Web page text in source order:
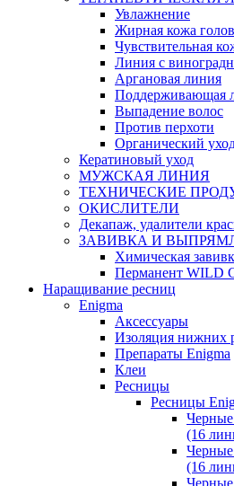
Увлажнение
Жирная кожа
Чувствительная
Линия c
Аргановая линия
Поддерживающая
Выпадение волос
Против перхоти
Органический
Кератиновый уход
МУЖСКАЯ ЛИНИЯ
ТЕХНИЧЕСКИЕ
ОКИСЛИТЕЛИ
Декапаж, удалители
ЗАВИВКА И
Химическая
Перманент WILD
Наращивание ресниц
Enigma
Аксессуары
Изоляция нижних
Препараты Enigma
Клеи
Ресницы
Ресницы
(16
(16